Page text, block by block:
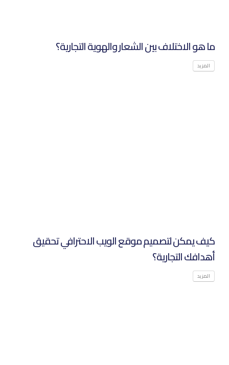
ما هو الاختلاف بين الشعار والهوية التجارية؟‌
المزيد
كيف يمكن لتصميم موقع الويب الاحترافي تحقيق
أهدافك التجارية؟‌
المزيد